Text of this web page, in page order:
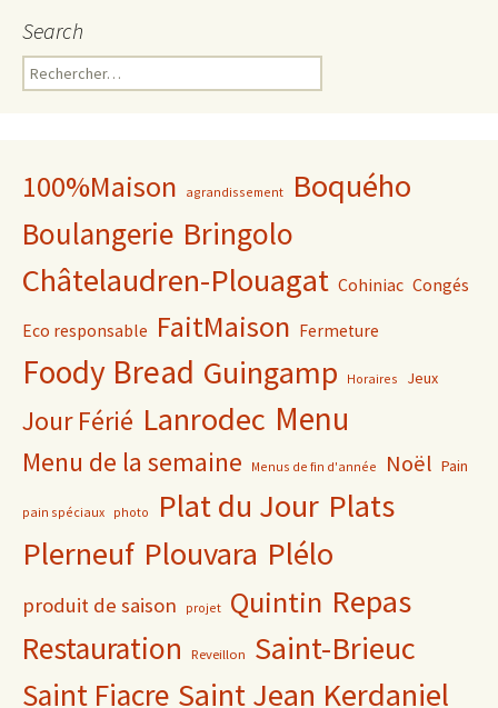
Search
Rechercher :
100%Maison agrandissement Boquého
Boulangerie Bringolo
Châtelaudren-Plouagat Cohiniac Congés
Eco responsable FaitMaison Fermeture
Foody Bread Guingamp Horaires Jeux
Jour Férié Lanrodec Menu
Menu de la semaine Menus de fin d'année Noël Pain
pain spéciaux photo Plat du Jour Plats
Plerneuf Plouvara Plélo
produit de saison projet Quintin Repas
Restauration Reveillon Saint-Brieuc
Saint Fiacre Saint Jean Kerdaniel